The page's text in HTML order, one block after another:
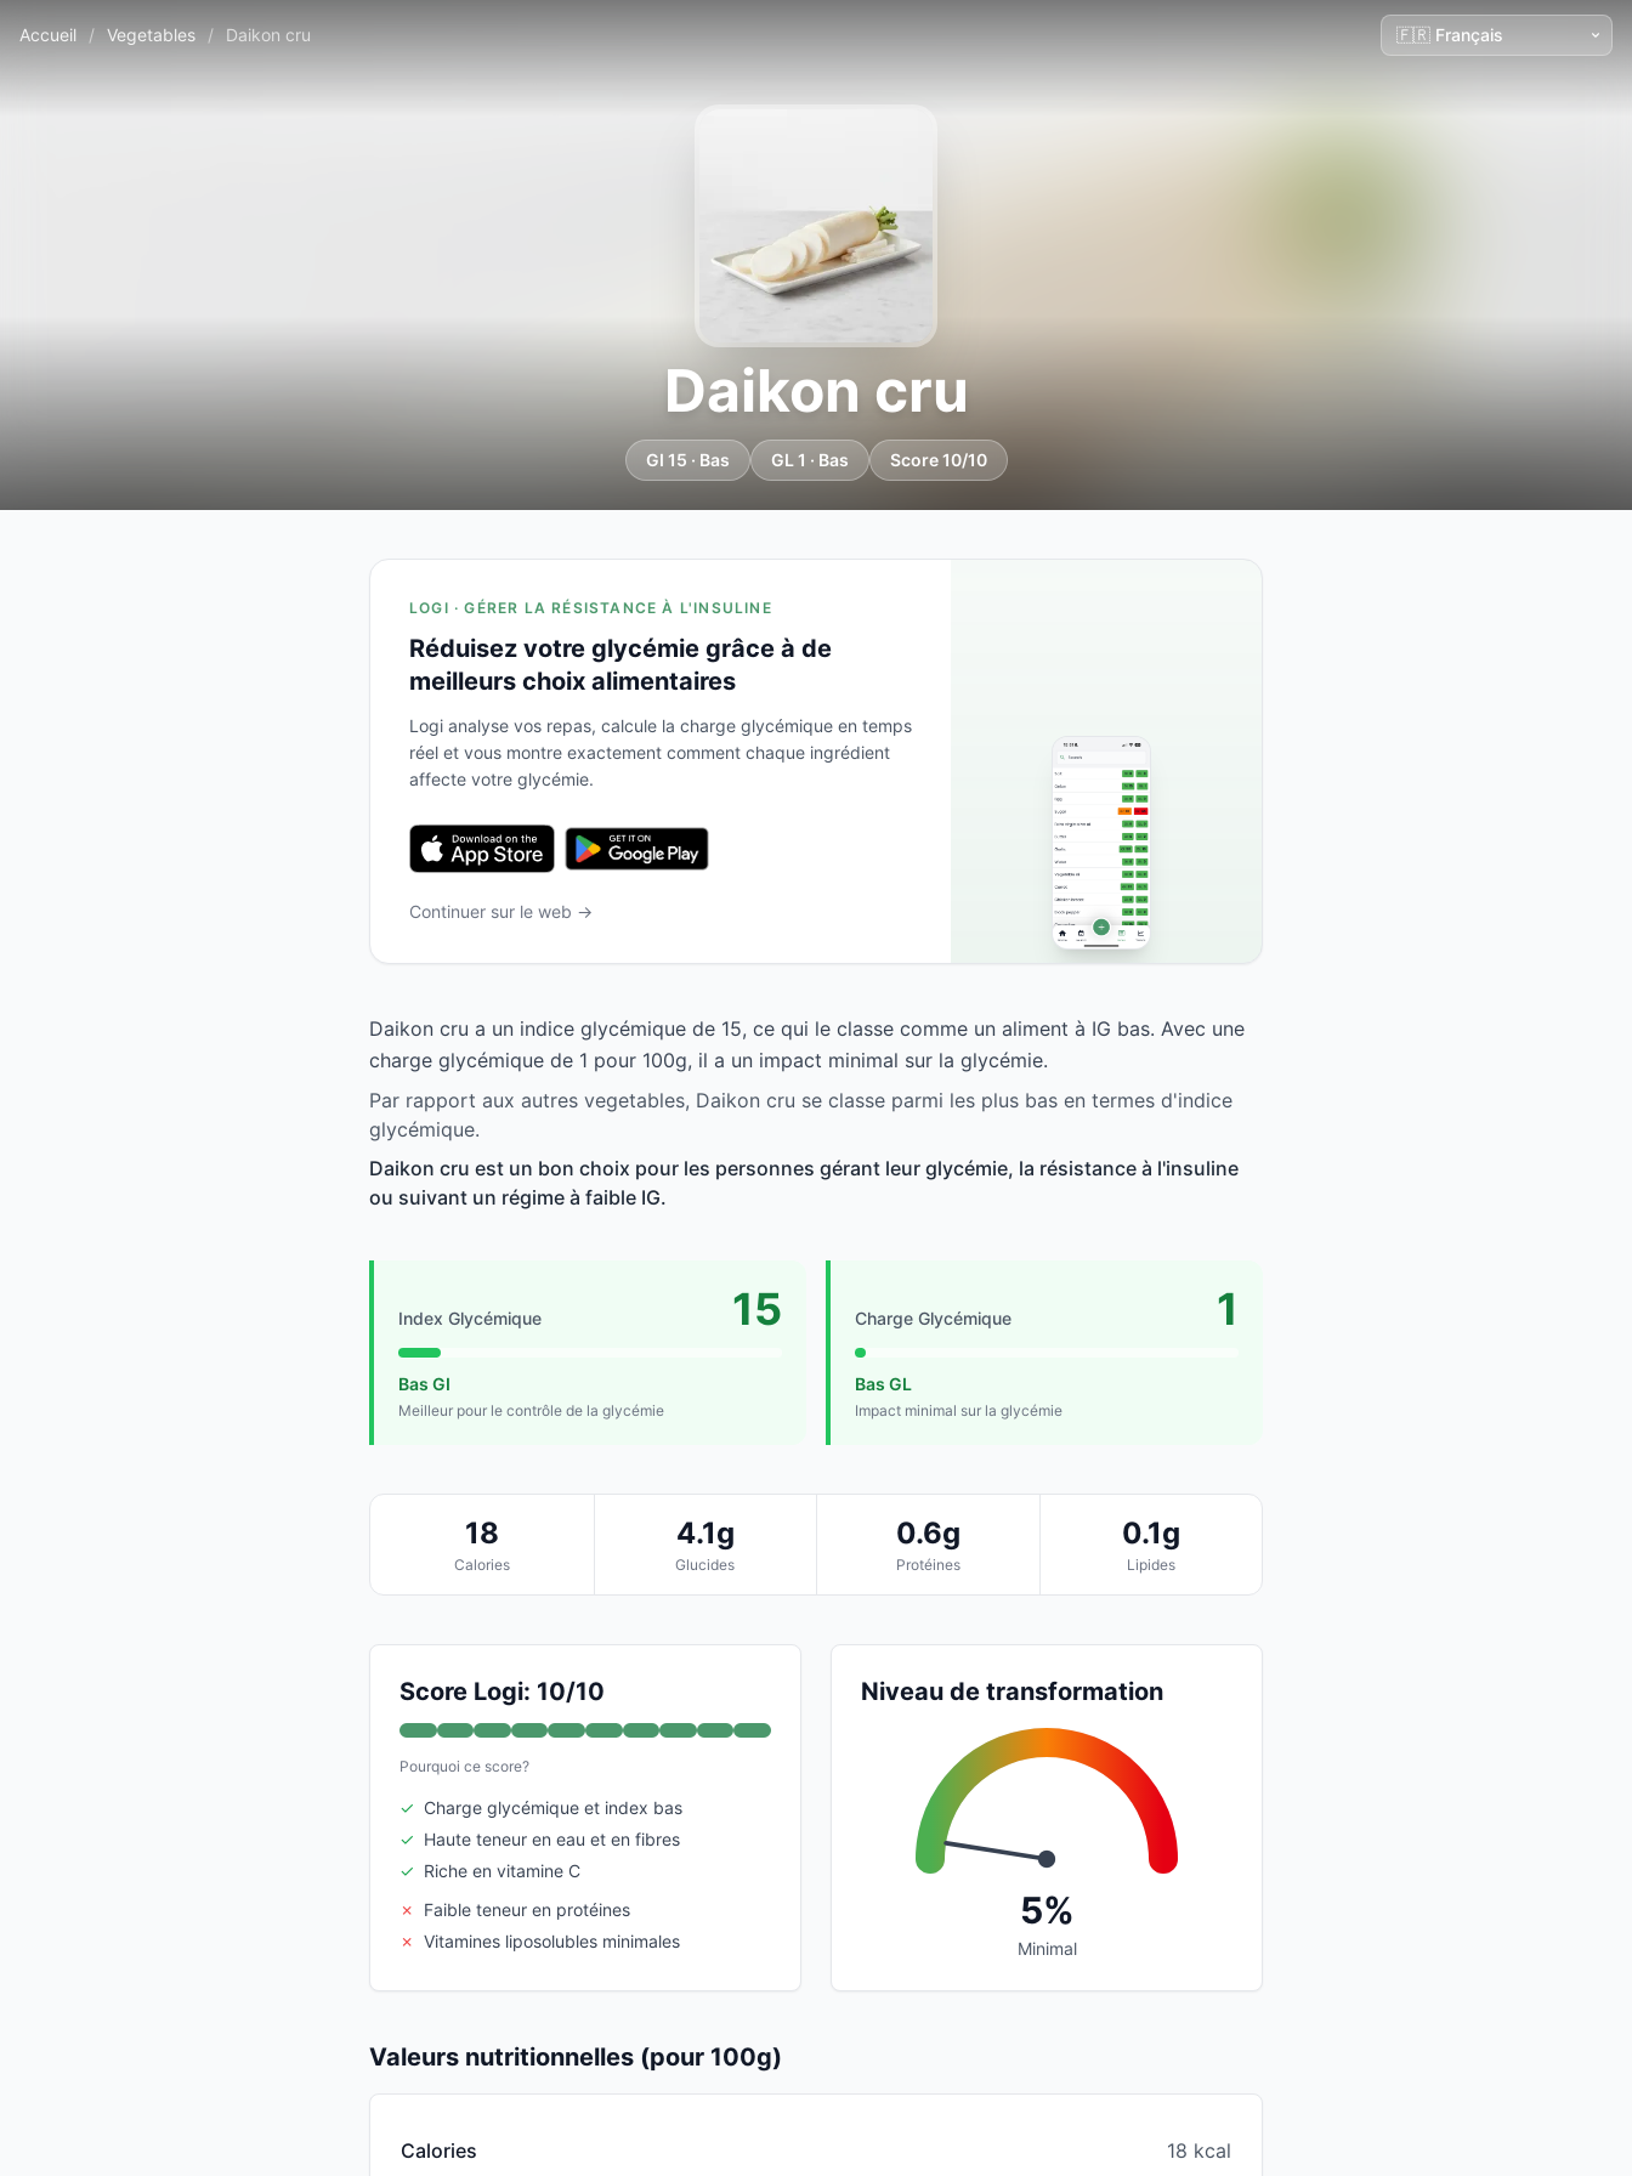
Accueil / Vegetables / Daikon cru
Daikon cru
GI 15 · Bas GL 1 · Bas Score 10/10
LOGI · GÉRER LA RÉSISTANCE À L'INSULINE
Réduisez votre glycémie grâce à de
meilleurs choix alimentaires
Logi analyse vos repas, calcule la charge glycémique en temps
réel et vous montre exactement comment chaque ingrédient
affecte votre glycémie.
Continuer sur le web →
Daikon cru a un indice glycémique de 15, ce qui le classe comme un aliment à IG bas. Avec une
charge glycémique de 1 pour 100g, il a un impact minimal sur la glycémie.
Par rapport aux autres vegetables, Daikon cru se classe parmi les plus bas en termes d'indice
glycémique.
Daikon cru est un bon choix pour les personnes gérant leur glycémie, la résistance à l'insuline
ou suivant un régime à faible IG.
Index Glycémique 15
Bas GI
Meilleur pour le contrôle de la glycémie
Charge Glycémique 1
Bas GL
Impact minimal sur la glycémie
18
Calories
4.1g
Glucides
0.6g
Protéines
0.1g
Lipides
Score Logi: 10/10
Pourquoi ce score?
✓ Charge glycémique et index bas
✓ Haute teneur en eau et en fibres
✓ Riche en vitamine C
✗
Faible teneur en protéines
✗ Vitamines liposolubles minimales
Niveau de transformation
5%
Minimal
Valeurs nutritionnelles (pour 100g)
Calories 18 kcal